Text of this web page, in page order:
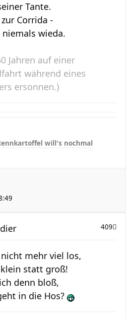
Tante.
Corrida -
wieda.
Jahren auf einer
während eines
ersonnen.)
will's nochmal
409
mehr viel los,
statt groß!
denn bloß,
in die Hos?